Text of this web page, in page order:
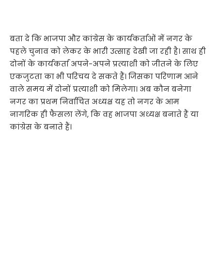
बता दे कि भाजपा और कांग्रेस के कार्यकर्ताओं में नगर के
पहले चुनाव को लेकर के भारी उत्साह देखी जा रही है। साथ ही
दोनों के कार्यकर्ता अपने-अपने प्रत्याशी को जीतने के लिए
एकजुटता का भी परिचय दे सकते हैं। जिसका परिणाम आने
वाले समय में दोनों प्रत्याशी को मिलेगा। अब कौन बनेगा
नगर का प्रथम निर्वाचित अध्यक्ष यह तो नगर के आम
नागरिक ही फैसला लेंगे, कि वह भाजपा अध्यक्ष बनाते हैं या
कांग्रेस के बनाते हैं।